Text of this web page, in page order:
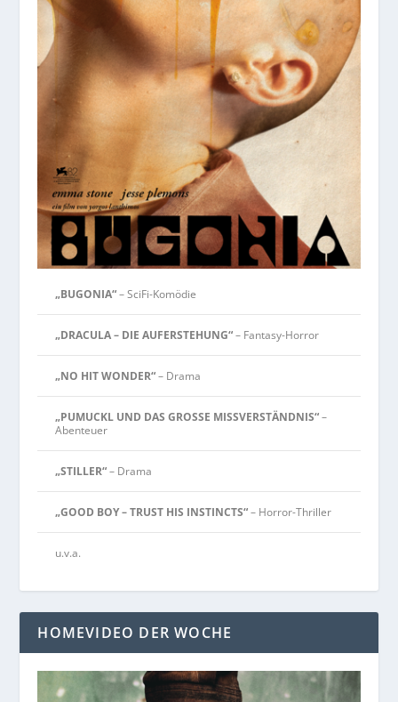
„BUGONIA“– SciFi-Komödie
„DRACULA – DIE AUFERSTEHUNG“– Fantasy-Horror
„NO HIT WONDER“– Drama
„PUMUCKL UND DAS GROSSE MISSVERSTÄNDNIS“–
Abenteuer
„STILLER“– Drama
„GOOD BOY – TRUST HIS INSTINCTS“– Horror-Thriller
u.v.a.
HOMEVIDEO DER WOCHE